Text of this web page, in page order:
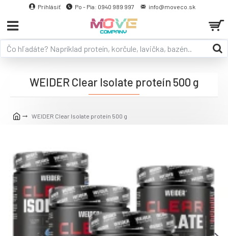
Prihlásiť Po - Pia: 0940 989 997 info@moveco.sk
WEIDER Clear Isolate proteín 500 g
WEIDER Clear Isolate proteín 500 g